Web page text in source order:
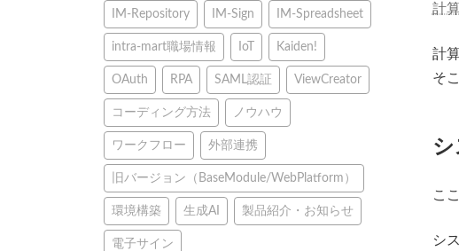
計
計
そ
こ
シ
IM-Repository IM-Sign IM-Spreadsheet
intra-mart職場情報 IoT Kaiden!
OAuth RPA SAML認証 ViewCreator
コーディング方法 ノウハウ
ワークフロー 外部連携
旧バージョン（BaseModule/WebPlatform）
環境構築 生成AI 製品紹介・お知らせ
電子サイン